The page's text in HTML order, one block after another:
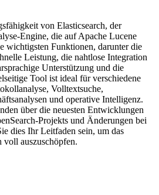
von Elasticsearch, der
Engine, die auf Apache Lucene
wichtigsten Funktionen, darunter die
Leistung, die nahtlose Integration
Unterstützung und die
Tool ist ideal für verschiedene
Volltextsuche,
und operative Intelligenz.
über die neuesten Entwicklungen
Projekts und Änderungen bei
dies Ihr Leitfaden sein, um das
voll auszuschöpfen.